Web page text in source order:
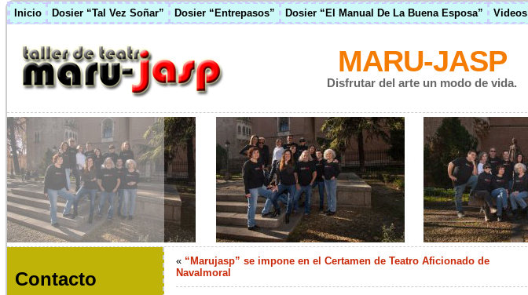
Inicio Dosier “Tal Vez Soñar” Dosier “Entrepasos” Dosier “El Manual De La Buena Esposa” Videos
MARU-JASP
Disfrutar del arte un modo de vida.
Contacto
« “Marujasp” se impone en el Certamen de Teatro Aficionado de
Navalmoral